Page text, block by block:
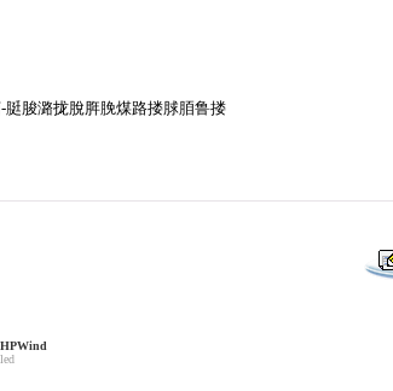
脧潞拢脫脌脕煤路搂脙脜鲁搂